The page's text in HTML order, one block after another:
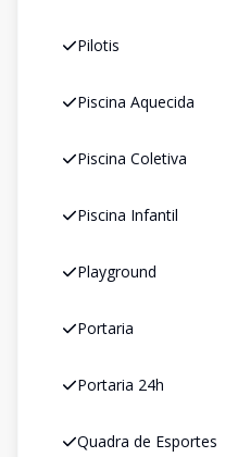
Pilotis
Piscina Aquecida
Piscina Coletiva
Piscina Infantil
Playground
Portaria
Portaria 24h
Quadra de Esportes